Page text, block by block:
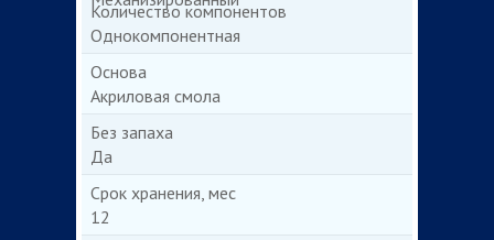
Количество компонентов
Однокомпонентная
Основа
Акриловая смола
Без запаха
Да
Срок хранения, мес
12